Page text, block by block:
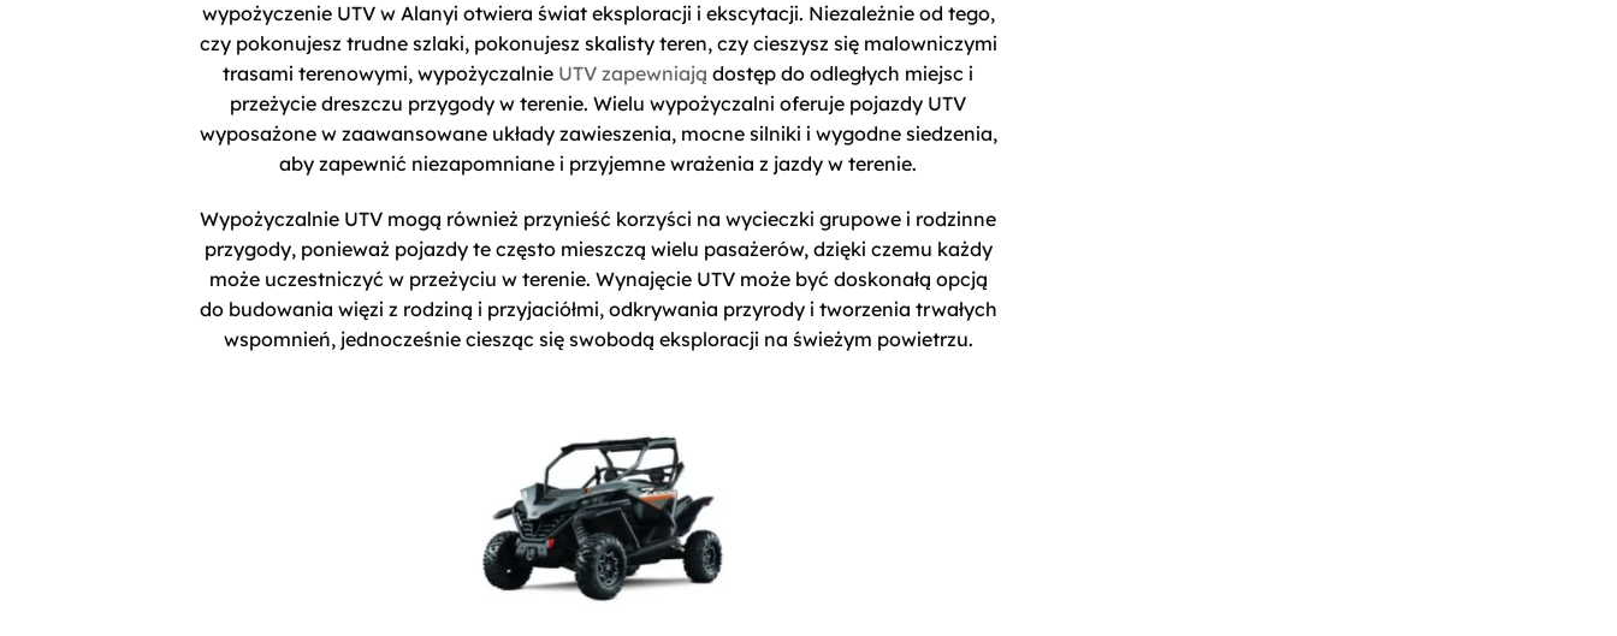
wypożyczenie UTV w Alanyi otwiera świat eksploracji i ekscytacji. Niezależnie od tego,
czy pokonujesz trudne szlaki, pokonujesz skalisty teren, czy cieszysz się malowniczymi
trasami terenowymi, wypożyczalnie UTV zapewniają dostęp do odległych miejsc i
przeżycie dreszczu przygody w terenie. Wielu wypożyczalni oferuje pojazdy UTV
wyposażone w zaawansowane układy zawieszenia, mocne silniki i wygodne siedzenia,
aby zapewnić niezapomniane i przyjemne wrażenia z jazdy w terenie.
Wypożyczalnie UTV mogą również przynieść korzyści na wycieczki grupowe i rodzinne
przygody, ponieważ pojazdy te często mieszczą wielu pasażerów, dzięki czemu każdy
może uczestniczyć w przeżyciu w terenie. Wynajęcie UTV może być doskonałą opcją
do budowania więzi z rodziną i przyjaciółmi, odkrywania przyrody i tworzenia trwałych
wspomnień, jednocześnie ciesząc się swobodą eksploracji na świeżym powietrzu.